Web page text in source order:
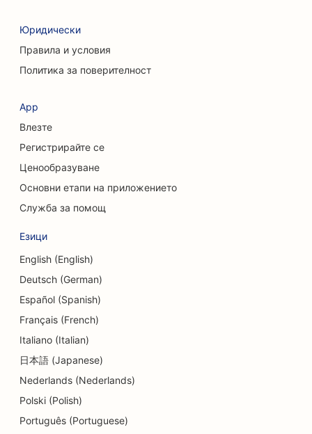
SEO за услуги за почистване
SEO за кафенета
SEO за козметични хирурзи
SEO за магазини за дрехи
SEO оптимизация за услуги за обмен на валута
SEO за краниофациални хирурзи
SEO за кредитни съюзи
SEO оптимизация за магазини за кексчета
SEO за танцови студия
SEO за детски градини
дългове
SEO оптимизация за стоматологични клиники
SEO за Delis
Юридически
Правила и условия
Политика за поверителност
App
Влезте
Регистрирайте се
Ценообразуване
Основни етапи на приложението
Служба за помощ
Езици
English (English)
Deutsch (German)
Español (Spanish)
Français (French)
Italiano (Italian)
日本語 (Japanese)
Nederlands (Nederlands)
Polski (Polish)
Português (Portuguese)